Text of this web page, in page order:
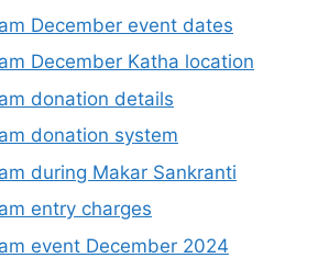
December event dates
December Katha location
donation details
donation system
during Makar Sankranti
entry charges
event December 2024